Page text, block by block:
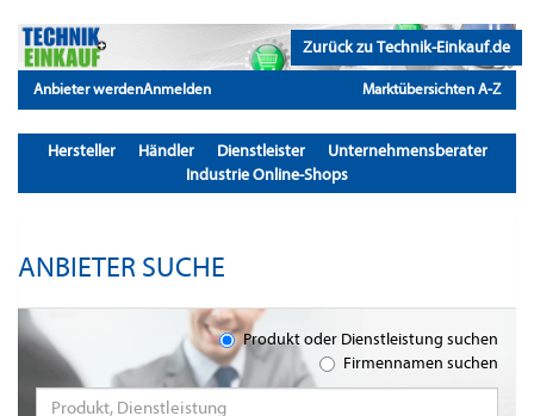
Zurück zu Technik-Einkauf.de
Anbieter werdenAnmelden Marktübersichten A-Z
Hersteller Händler Dienstleister
Unternehmensberater
Industrie Online-Shops
ANBIETER SUCHE
Produkt oder Dienstleistung suchen
Firmennamen suchen